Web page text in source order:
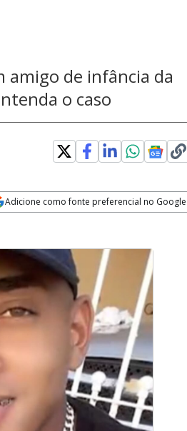
amigo de infância da
o caso
Adicione como fonte preferencial no Google